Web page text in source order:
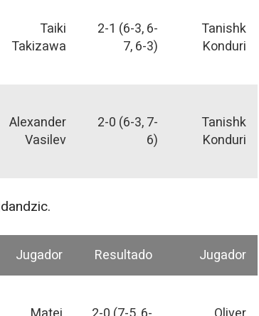
Taiki
Takizawa
2-1 (6-3, 6-
7, 6-3)
Tanishk
Konduri
Alexander
Vasilev
2-0 (6-3, 7-
6)
Tanishk
Konduri
Jugador Resultado Jugador